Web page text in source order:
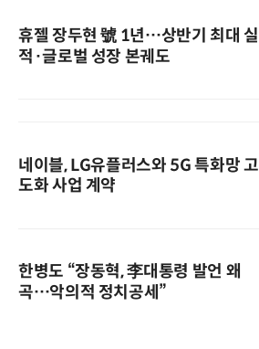
휴젤 장두현 號 1년…상반기 최대 실
적·글로벌 성장 본궤도
네이블, LG유플러스와 5G 특화망 고
도화 사업 계약
한병도 “장동혁, 李대통령 발언 왜
곡…악의적 정치공세”